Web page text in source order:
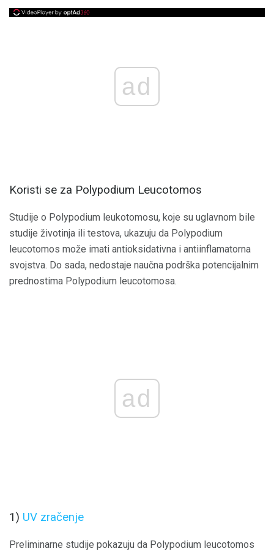
ad
Koristi se za Polypodium Leucotomos
Studije o Polypodium leukotomosu, koje su uglavnom bile
studije životinja ili testova, ukazuju da Polypodium
leucotomos može imati antioksidativna i antiinflamatorna
svojstva. Do sada, nedostaje naučna podrška potencijalnim
prednostima Polypodium leucotomosa.
ad
1) UV zračenje
Preliminarne studije pokazuju da Polypodium leucotomos